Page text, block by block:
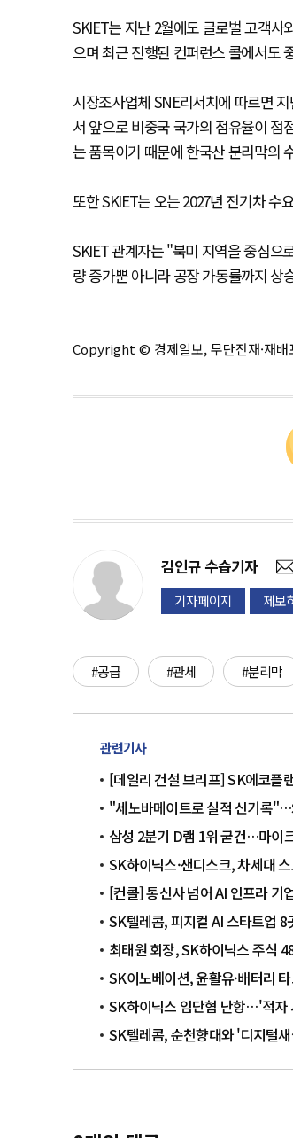
SKIET는 지난 2월에도 글로벌 고객
으며 최근 진행된 컨퍼런스 콜에서도
시장조사업체 SNE리서치에 따르면
서 앞으로 비중국 국가의 점유율이 점
는 품목이기 때문에 한국산 분리막의
또한 SKIET는 오는 2027년 전기차 수
SKIET 관계자는 "북미 지역을 중심으
량 증가뿐 아니라 공장 가동률까지
Copyright © 경제일보, 무단전재·재배
김인규 수습기자
기자페이지 제보
#공급 #관세 #분리막
관련기사
[데일리 건설 브리프] SK에코플
"세노바메이트로 실적 신기록
삼성 2분기 D램 1위 굳건…마이
SK하이닉스·샌디스크, 차세대
[컨콜] 통신사 넘어 AI 인프라
SK텔레콤, 피지컬 AI 스타트업
최태원 회장, SK하이닉스 주식
SK이노베이션, 윤활유·배터리
SK하이닉스 임단협 난항…'적자
SK텔레콤, 순천향대와 '디지털